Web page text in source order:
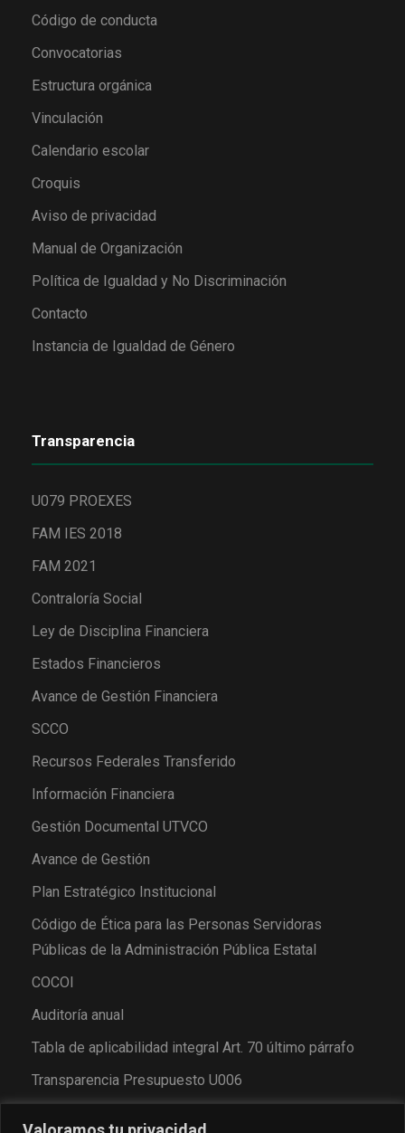
Código de conducta
Convocatorias
Estructura orgánica
Vinculación
Calendario escolar
Croquis
Aviso de privacidad
Manual de Organización
Política de Igualdad y No Discriminación
Contacto
Instancia de Igualdad de Género
Transparencia
U079 PROEXES
FAM IES 2018
FAM 2021
Contraloría Social
Ley de Disciplina Financiera
Estados Financieros
Avance de Gestión Financiera
SCCO
Recursos Federales Transferido
Información Financiera
Gestión Documental UTVCO
Avance de Gestión
Plan Estratégico Institucional
Código de Ética para las Personas Servidoras
Públicas de la Administración Pública Estatal
COCOI
Auditoría anual
Tabla de aplicabilidad integral Art. 70 último párrafo
Transparencia Presupuesto U006